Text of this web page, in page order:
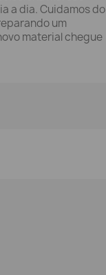
a dia. Cuidamos do
um
material chegue